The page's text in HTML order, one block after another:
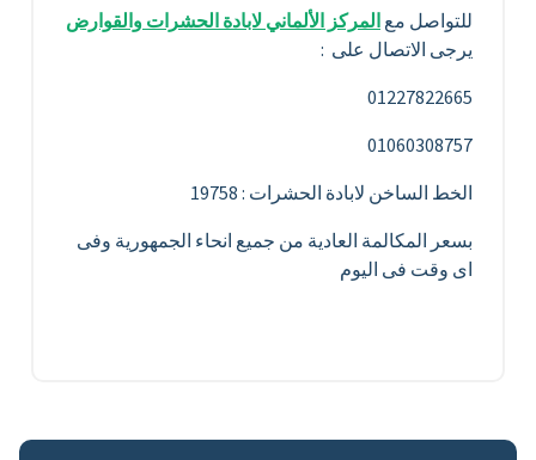
للتواصل مع المركز الألماني لابادة الحشرات والقوارض
يرجى الاتصال على :
01227822665
01060308757
الخط الساخن لابادة الحشرات : 19758
بسعر المكالمة العادية من جميع انحاء الجمهورية وفى
اى وقت فى اليوم